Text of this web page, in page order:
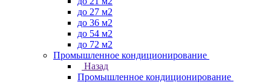
до 27 м2
до 36 м2
до 54 м2
до 72 м2
Промышленное кондиционирование
Назад
Промышленное кондиционирование